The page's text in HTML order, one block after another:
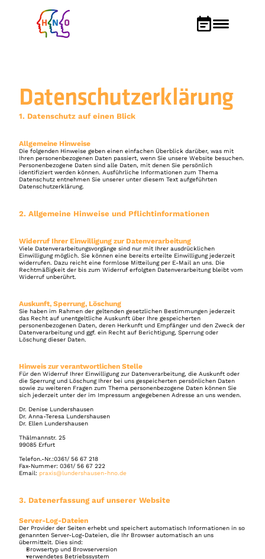
Datenschutzerklärung
1. Datenschutz auf einen Blick
Allgemeine Hinweise
Die folgenden Hinweise geben einen einfachen Überblick darüber, was mit
Ihren personenbezogenen Daten passiert, wenn Sie unsere Website besuchen.
Personenbezogene Daten sind alle Daten, mit denen Sie persönlich
identifiziert werden können. Ausführliche Informationen zum Thema
Datenschutz entnehmen Sie unserer unter diesem Text aufgeführten
Datenschutzerklärung.
2. Allgemeine Hinweise und Pflichtinformationen
Widerruf Ihrer Einwilligung zur Datenverarbeitung
Viele Datenverarbeitungsvorgänge sind nur mit Ihrer ausdrücklichen
Einwilligung möglich. Sie können eine bereits erteilte Einwilligung jederzeit
widerrufen. Dazu reicht eine formlose Mitteilung per E-Mail an uns. Die
Rechtmäßigkeit der bis zum Widerruf erfolgten Datenverarbeitung bleibt vom
Widerruf unberührt.
Auskunft, Sperrung, Löschung
Sie haben im Rahmen der geltenden gesetzlichen Bestimmungen jederzeit
das Recht auf unentgeltliche Auskunft über Ihre gespeicherten
personenbezogenen Daten, deren Herkunft und Empfänger und den Zweck der
Datenverarbeitung und ggf. ein Recht auf Berichtigung, Sperrung oder
Löschung dieser Daten.
Hinweis zur verantwortlichen Stelle
Für den Widerruf Ihrer Einwilligung zur Datenverarbeitung, die Auskunft oder
die Sperrung und Löschung Ihrer bei uns gespeicherten persönlichen Daten
sowie zu weiteren Fragen zum Thema personenbezogene Daten können Sie
sich jederzeit unter der im Impressum angegebenen Adresse an uns wenden.
Dr. Denise Lundershausen
Dr. Anna-Teresa Lundershausen
Dr. Ellen Lundershausen
Thälmannstr. 25
99085 Erfurt
Telefon.-Nr.:0361/ 56 67 218
Fax-Nummer: 0361/ 56 67 222
Email: praxis@lundershausen-hno.de
3. Datenerfassung auf unserer Website
Server-Log-Dateien
Der Provider der Seiten erhebt und speichert automatisch Informationen in so
genannten Server-Log-Dateien, die Ihr Browser automatisch an uns
übermittelt. Dies sind:
Browsertyp und Browserversion
verwendetes Betriebssystem